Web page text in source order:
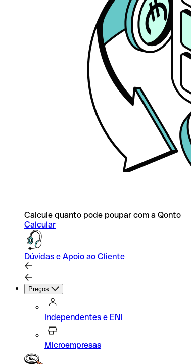
Calcule quanto pode poupar com a Qonto
Calcular
Dúvidas e Apoio ao Cliente
Preços
Independentes e ENI
Microempresas